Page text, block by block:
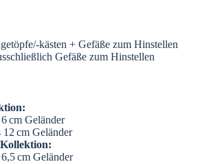
kästen + Gefäße zum Hinstellen
Gefäße zum Hinstellen
cm Geländer
cm Geländer
cm Geländer